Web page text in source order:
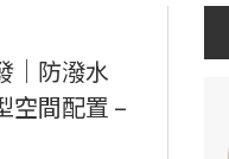
｜防潑水
間配置 –